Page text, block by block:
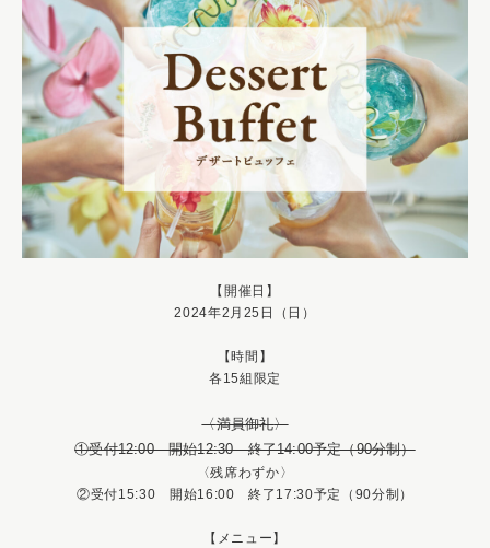
【開催日】
2024年2月25日（日）
【時間】
各15組限定
〈満員御礼〉
①受付12:00 開始12:30 終了14:00予定（90分制）
〈残席わずか〉
②受付15:30 開始16:00 終了17:30予定（90分制）
【メニュー】